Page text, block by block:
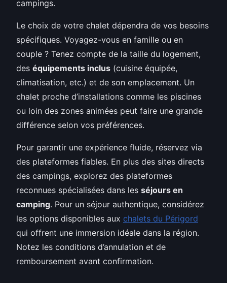
campings.
Le choix de votre chalet dépendra de vos besoins
spécifiques. Voyagez-vous en famille ou en
couple ? Tenez compte de la taille du logement,
des équipements inclus (cuisine équipée,
climatisation, etc.) et de son emplacement. Un
chalet proche d’installations comme les piscines
ou loin des zones animées peut faire une grande
différence selon vos préférences.
Pour garantir une expérience fluide, réservez via
des plateformes fiables. En plus des sites directs
des campings, explorez des plateformes
reconnues spécialisées dans les séjours en
camping. Pour un séjour authentique, considérez
les options disponibles aux chalets du Périgord
qui offrent une immersion idéale dans la région.
Notez les conditions d’annulation et de
remboursement avant confirmation.